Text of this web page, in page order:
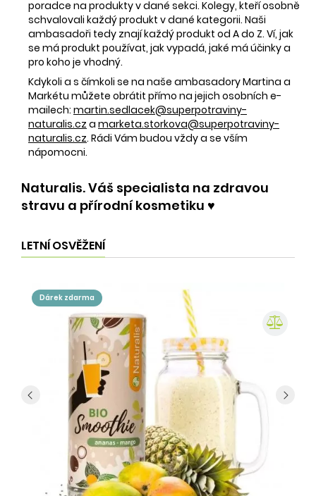
poradce na produkty v dané sekci. Kolegy, kteří osobně
schvalovali každý produkt v dané kategorii. Naši
ambasadoři tedy znají každý produkt od A do Z. Ví, jak
se má produkt používat, jak vypadá, jaké má účinky a
pro koho je vhodný.
Kdykoli a s čímkoli se na naše ambasadory Martina a
Markétu můžete obrátit přímo na jejich osobních e-
mailech: martin.sedlacek@superpotraviny-
naturalis.cz a marketa.storkova@superpotraviny-
naturalis.cz. Rádi Vám budou vždy a se vším
nápomocni.
Naturalis. Váš specialista na zdravou
stravu a přírodní kosmetiku ♥️
LETNÍ OSVĚŽENÍ
dárek zdarma